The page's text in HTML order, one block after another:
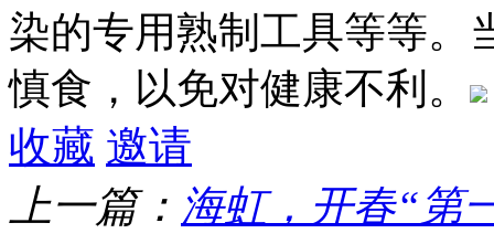
染的专用熟制工具等等。
慎食，以免对健康不利。
收藏 邀请
上一篇： 海虹，开春“第